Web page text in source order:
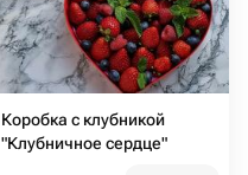
Коробка с клубникой
"Клубничное сердце"